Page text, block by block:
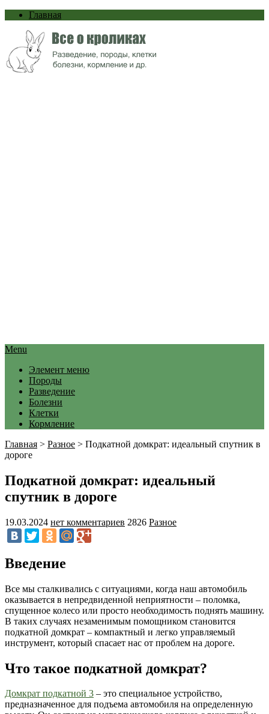
Главная
Menu
Элемент меню
Породы
Разведение
Болезни
Клетки
Кормление
Главная > Разное > Подкатной домкрат: идеальный спутник в
дороге
Подкатной домкрат: идеальный
спутник в дороге
19.03.2024 нет комментариев 2826 Разное
Введение
Все мы сталкивались с ситуациями, когда наш автомобиль
оказывается в непредвиденной неприятности – поломка,
спущенное колесо или просто необходимость поднять машину.
В таких случаях незаменимым помощником становится
подкатной домкрат – компактный и легко управляемый
инструмент, который спасает нас от проблем на дороге.
Что такое подкатной домкрат?
Домкрат подкатной 3 – это специальное устройство,
предназначенное для подъема автомобиля на определенную